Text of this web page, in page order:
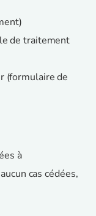
de traitement
(formulaire de
à
cas cédées,